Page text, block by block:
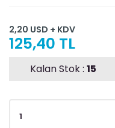
2,20 USD + KDV
125,40 TL
Kalan Stok : 15